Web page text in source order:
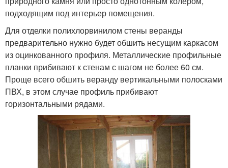
подходящим под интерьер помещения.
Для отделки полихлорвинилом стены веранды
предварительно нужно будет обшить несущим каркасом
из оцинкованного профиля. Металлические профильные
планки прибивают к стенам с шагом не более 60 см.
Проще всего обшить веранду вертикальными полосками
ПВХ, в этом случае профиль прибивают
горизонтальными рядами.